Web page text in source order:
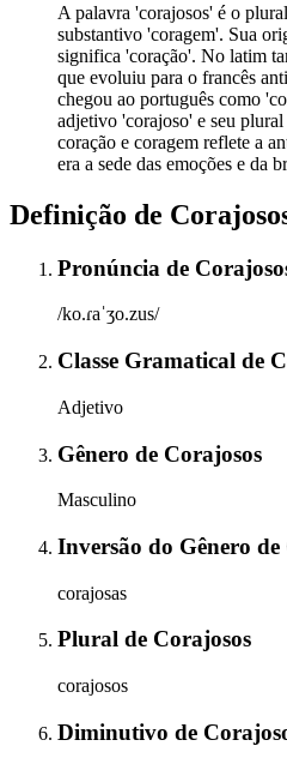
A palavra 'corajosos' é o
substantivo 'coragem'. Sua
significa 'coração'. No latim
que evoluiu para o francês
chegou ao português como
adjetivo 'corajoso' e seu
coração e coragem reflete a
era a sede das emoções e da
Definição de
Pronúncia de
/ko.ɾaˈʒo.zus/
Classe Gramatical de
Adjetivo
Gênero de Corajosos
Masculino
Inversão do Gênero de
corajosas
Plural de Corajosos
corajosos
Diminutivo de